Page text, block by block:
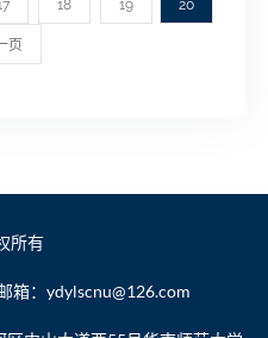
18 19 20
页
所有
箱：ydylscnu@126.com